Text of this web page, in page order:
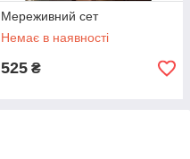
Мереживний сет
Немає в наявності
525 ₴